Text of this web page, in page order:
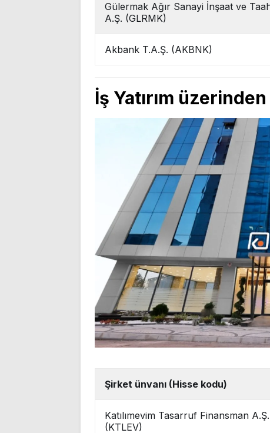
Gülermak Ağır Sanayi İnşaat ve
A.Ş. (GLRMK)
Akbank T.A.Ş. (AKBNK)
İş Yatırım
Şirket ünvanı (Hisse kodu)
Katılımevim Tasarruf Finansman A.Ş.
(KTLEV)